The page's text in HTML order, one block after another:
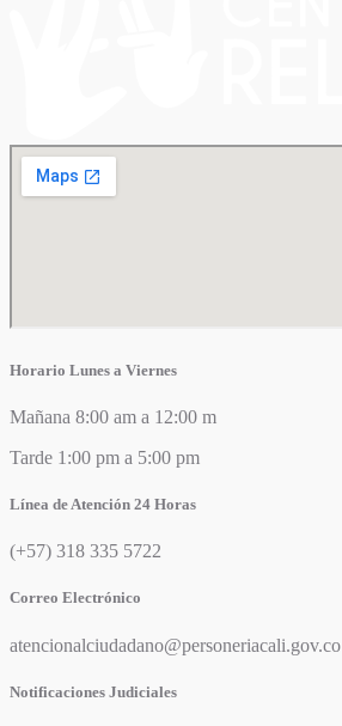
Horario Lunes a Viernes
Mañana 8:00 am a 12:00 m
Tarde 1:00 pm a 5:00 pm
Línea de Atención 24 Horas
(+57) 318 335 5722
Correo Electrónico
atencionalciudadano@personeriacali.gov.co
Notificaciones Judiciales